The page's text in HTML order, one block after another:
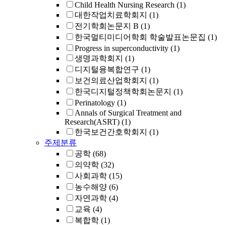
Child Health Nursing Research (1)
대한작업치료학회지 (1)
전기학회논문지 B (1)
한국멀티미디어학회 학술발표논문집 (1)
Progress in superconductivity (1)
생명과학회지 (1)
디지털융복합연구 (1)
보건의료산업학회지 (1)
한국디지털정책학회논문지 (1)
Perinatology (1)
Annals of Surgical Treatment and
Research(ASRT) (1)
한국보건간호학회지 (1)
주제분류
공학 (68)
의약학 (32)
사회과학 (15)
농수해양 (6)
자연과학 (4)
교육 (4)
복합학 (1)